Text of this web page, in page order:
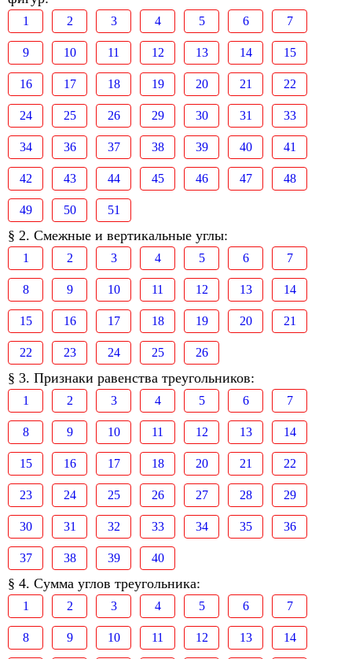
1 2 3 4 5 6 7
9 10 11 12 13 14 15
16 17 18 19 20 21 22
24 25 26 29 30 31 33
34 36 37 38 39 40 41
42 43 44 45 46 47 48
49 50 51
§ 2. Смежные и вертикальные углы:
1 2 3 4 5 6 7
8 9 10 11 12 13 14
15 16 17 18 19 20 21
22 23 24 25 26
§ 3. Признаки равенства треугольников:
1 2 3 4 5 6 7
8 9 10 11 12 13 14
15 16 17 18 20 21 22
23 24 25 26 27 28 29
30 31 32 33 34 35 36
37 38 39 40
§ 4. Сумма углов треугольника:
1 2 3 4 5 6 7
8 9 10 11 12 13 14